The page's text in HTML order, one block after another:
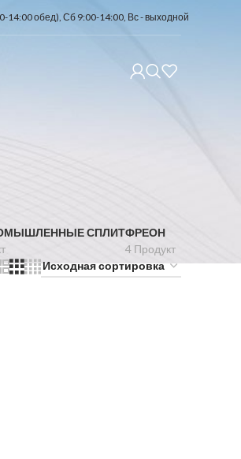
обед), Сб 9:00-14:00, Вс - выходной
СПЛИТФРЕОН
4 Продукт